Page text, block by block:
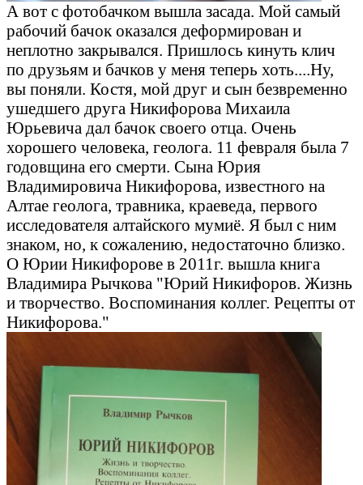
А вот с фотобачком вышла засада. Мой самый
рабочий бачок оказался деформирован и
неплотно закрывался. Пришлось кинуть клич
по друзьям и бачков у меня теперь хоть....Ну,
вы поняли. Костя, мой друг и сын безвременно
ушедшего друга Никифорова Михаила
Юрьевича дал бачок своего отца. Очень
хорошего человека, геолога. 11 февраля была 7
годовщина его смерти. Сына Юрия
Владимировича Никифорова, известного на
Алтае геолога, травника, краеведа, первого
исследователя алтайского мумиё. Я был с ним
знаком, но, к сожалению, недостаточно близко.
О Юрии Никифорове в 2011г. вышла книга
Владимира Рычкова "Юрий Никифоров. Жизнь
и творчество. Воспоминания коллег. Рецепты от
Никифорова."